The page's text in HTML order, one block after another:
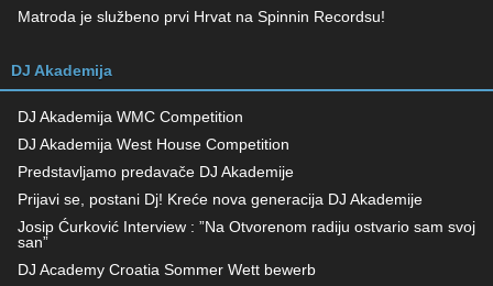
Matroda je službeno prvi Hrvat na Spinnin Recordsu!
DJ Akademija
DJ Akademija WMC Competition
DJ Akademija West House Competition
Predstavljamo predavače DJ Akademije
Prijavi se, postani Dj! Kreće nova generacija DJ Akademije
Josip Ćurković Interview : ”Na Otvorenom radiju ostvario sam svoj
san”
DJ Academy Croatia Sommer Wett bewerb